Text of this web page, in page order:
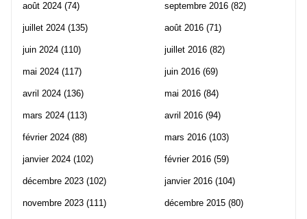
août 2024 (74)
juillet 2024 (135)
juin 2024 (110)
mai 2024 (117)
avril 2024 (136)
mars 2024 (113)
février 2024 (88)
janvier 2024 (102)
décembre 2023 (102)
novembre 2023 (111)
septembre 2016 (82)
août 2016 (71)
juillet 2016 (82)
juin 2016 (69)
mai 2016 (84)
avril 2016 (94)
mars 2016 (103)
février 2016 (59)
janvier 2016 (104)
décembre 2015 (80)